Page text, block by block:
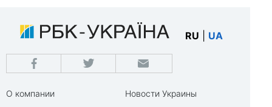
RU UA
О компании
Новости Украины